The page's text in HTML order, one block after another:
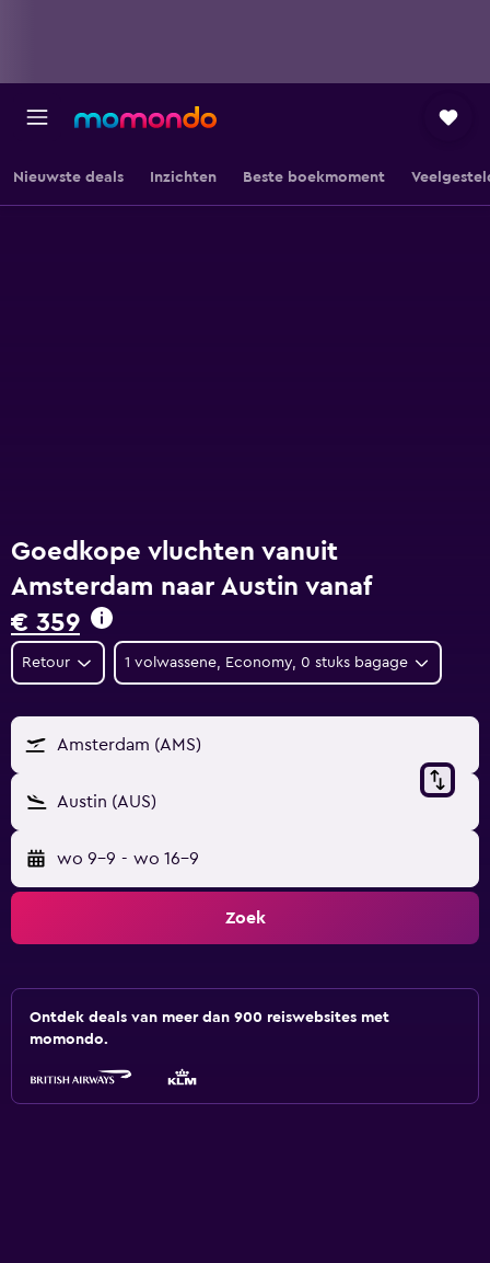
Nieuwste deals Inzichten Beste boekmoment
Goedkope vluchten vanuit
Amsterdam naar Austin vanaf
€ 359
Retour 1 volwassene, Economy, 0 stuks bagage
Amsterdam (AMS)
Austin (AUS)
wo 9-9 - wo 16-9
Zoek
Ontdek deals van meer dan 900 reiswebsites met
momondo.